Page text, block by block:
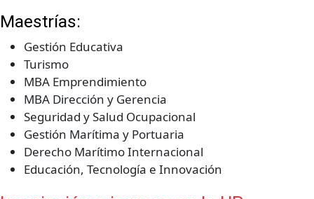
Maestrías:
Gestión Educativa
Turismo
MBA Emprendimiento
MBA Dirección y Gerencia
Seguridad y Salud Ocupacional
Gestión Marítima y Portuaria
Derecho Marítimo Internacional
Educación, Tecnología e Innovación